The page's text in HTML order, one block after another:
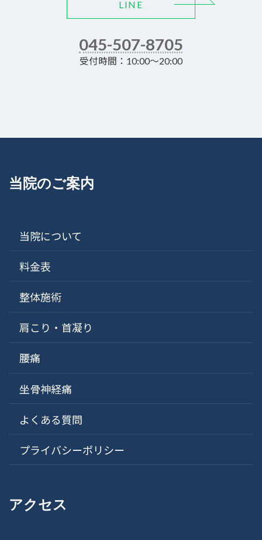
LINE
045-507-8705
受付時間：10:00～20:00
当院のご案内
当院について
料金表
整体施術
肩こり・首凝り
腰痛
坐骨神経痛
よくある質問
プライバシーポリシー
アクセス